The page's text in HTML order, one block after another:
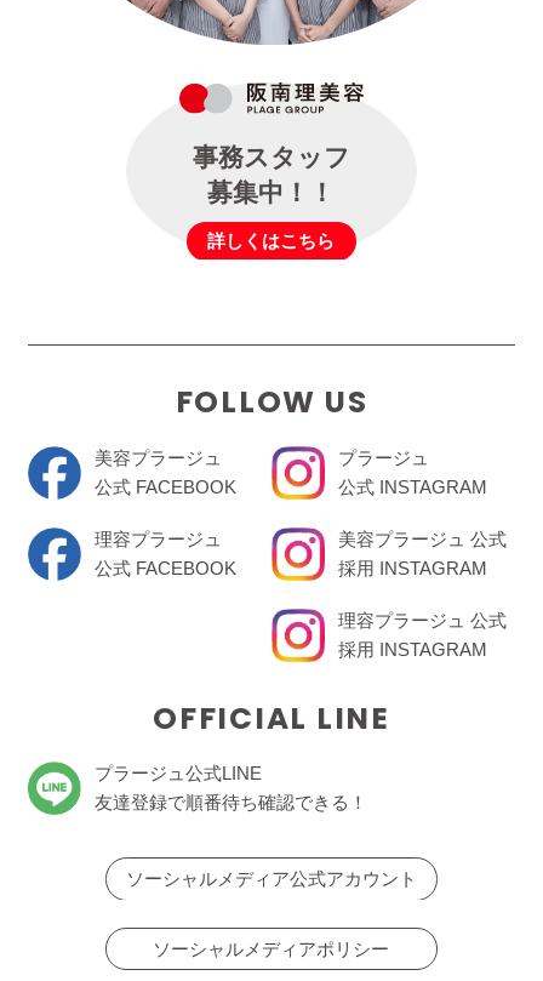
事務スタッフ
募集中！！
詳しくはこちら
FOLLOW US
美容プラージュ
公式 FACEBOOK
理容プラージュ
公式 FACEBOOK
プラージュ
公式 INSTAGRAM
美容プラージュ 公式
採用 INSTAGRAM
理容プラージュ 公式
採用 INSTAGRAM
OFFICIAL LINE
プラージュ公式LINE
友達登録で順番待ち確認できる！
ソーシャルメディア公式アカウント
ソーシャルメディアポリシー